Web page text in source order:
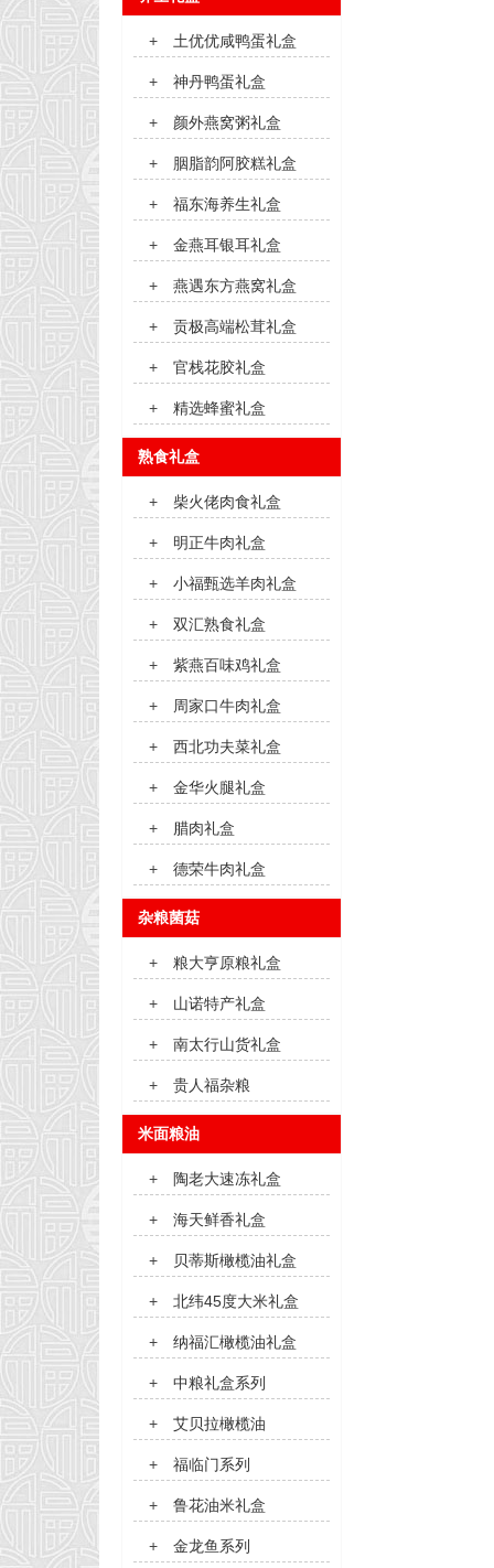
+ 土优优咸鸭蛋礼盒
+ 神丹鸭蛋礼盒
+ 颜外燕窝粥礼盒
+ 胭脂韵阿胶糕礼盒
+ 福东海养生礼盒
+ 金燕耳银耳礼盒
+ 燕遇东方燕窝礼盒
+ 贡极高端松茸礼盒
+ 官栈花胶礼盒
+ 精选蜂蜜礼盒
熟食礼盒
+ 柴火佬肉食礼盒
+ 明正牛肉礼盒
+ 小福甄选羊肉礼盒
+ 双汇熟食礼盒
+ 紫燕百味鸡礼盒
+ 周家口牛肉礼盒
+ 西北功夫菜礼盒
+ 金华火腿礼盒
+ 腊肉礼盒
+ 德荣牛肉礼盒
杂粮菌菇
+ 粮大亨原粮礼盒
+ 山诺特产礼盒
+ 南太行山货礼盒
+ 贵人福杂粮
米面粮油
+ 陶老大速冻礼盒
+ 海天鲜香礼盒
+ 贝蒂斯橄榄油礼盒
+ 北纬45度大米礼盒
+ 纳福汇橄榄油礼盒
+ 中粮礼盒系列
+ 艾贝拉橄榄油
+ 福临门系列
+ 鲁花油米礼盒
+ 金龙鱼系列